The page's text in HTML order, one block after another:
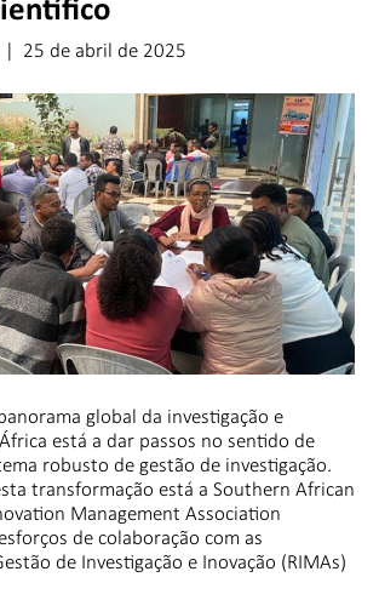
| 25 de abril de 2025
global da investigação e
está a dar passos no sentido de
robusto de gestão de investigação.
transformação está a Southern African
Management Association
de colaboração com as
de Investigação e Inovação (RIMAs)